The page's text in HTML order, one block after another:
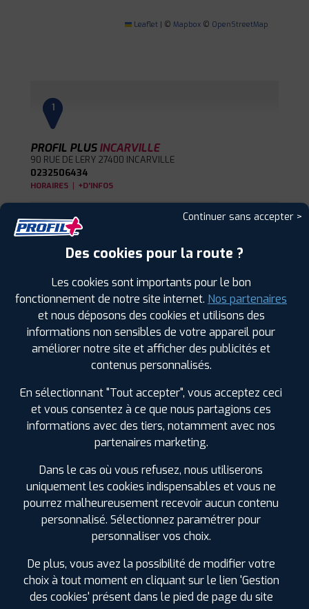
Leaflet | © Mapbox © OpenStreetMap
1
PROFIL PLUSINCARVILLE
90 RUE DE LERY 27400 INCARVILLE
0232506434
HORAIRES | +D'INFOS
2
ZI RUE DU BEAU POIRIER76350 OISSEL
0278775566
|
3
PROFIL PLUSFLEURY SUR ANDELLE
8 ROUTE DE CHARLEVAL LE PETIT NOJEON
FLEURY SUR ANDELLE
0232490122
+D'INFOS
4
PROFIL PLUSGISORS
4 RUE DU PRE NATIER 27140 GISORS
HORAIRES | +D'INFOS
LES GARAGES PROFIL PLUS
DANS LES VILLES À PROXIMITÉ
Bihorel (76)
Bois-Guillaume (76)
Bonsecours (76)
Continuer sans accepter >
Des cookies pour la route ?
Les cookies sont importants pour le bon
fonctionnement de notre site internet. Nos partenaires
et nous déposons des cookies et utilisons des
informations non sensibles de votre appareil pour
améliorer notre site et afficher des publicités et
contenus personnalisés.
En sélectionnant "Tout accepter", vous acceptez ceci
et vous consentez à ce que nous partagions ces
informations avec des tiers, notamment avec nos
partenaires marketing.
Dans le cas où vous refusez, nous utiliserons
uniquement les cookies indispensables et vous ne
pourrez malheureusement recevoir aucun contenu
personnalisé. Sélectionnez paramétrer pour
personnaliser vos choix.
De plus, vous avez la possibilité de modifier votre
choix à tout moment en cliquant sur le lien 'Gestion
des cookies' présent dans le pied de page du site